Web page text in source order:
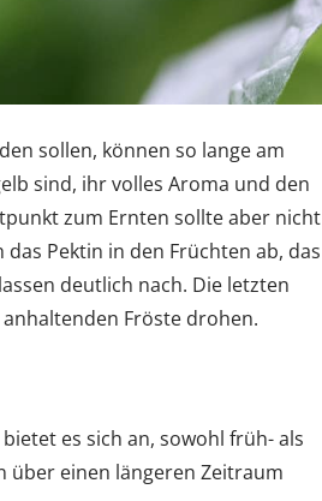
sollen, können so lange am
sind, ihr volles Aroma und den
zum Ernten sollte aber nicht
Pektin in den Früchten ab, das
deutlich nach. Die letzten
Fröste drohen.
es sich an, sowohl früh- als
über einen längeren Zeitraum